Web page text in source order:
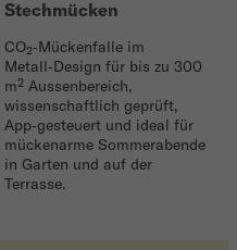
Stechmücken
CO₂‑Mückenfalle im
Metall‑Design für bis zu 300
m² Aussenbereich,
wissenschaftlich geprüft,
App‑gesteuert und ideal für
mückenarme Sommerabende
in Garten und auf der
Terrasse.